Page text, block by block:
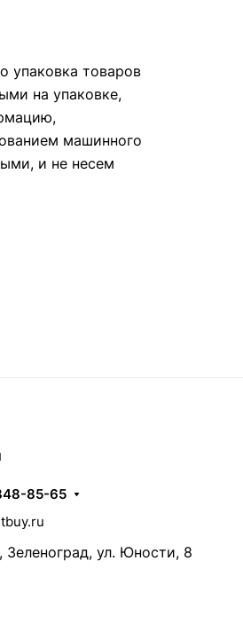
упаковка товаров
на упаковке,
машинного
и не несем
85-65
Зеленоград, ул. Юности, 8